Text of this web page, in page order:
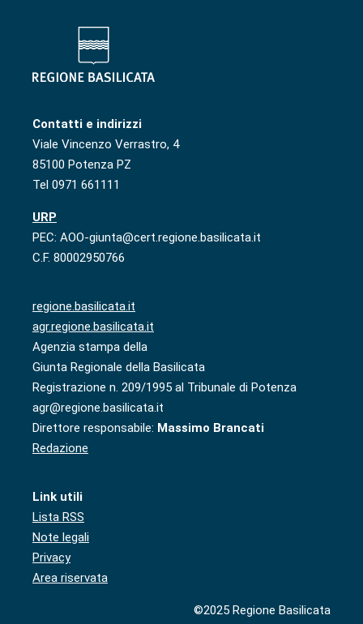
Contatti e indirizzi
Viale Vincenzo Verrastro, 4
85100 Potenza PZ
Tel 0971 661111
URP
PEC: AOO-giunta@cert.regione.basilicata.it
C.F. 80002950766
regione.basilicata.it
agr.regione.basilicata.it
Agenzia stampa della
Giunta Regionale della Basilicata
Registrazione n. 209/1995 al Tribunale di Potenza
agr@regione.basilicata.it
Direttore responsabile: Massimo Brancati
Redazione
Link utili
Lista RSS
Note legali
Privacy
Area riservata
©2025 Regione Basilicata